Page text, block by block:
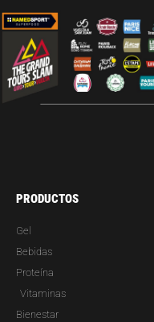
PRODUCTOS
Gel
Bebidas
Proteína
Vitaminas
Bienestar